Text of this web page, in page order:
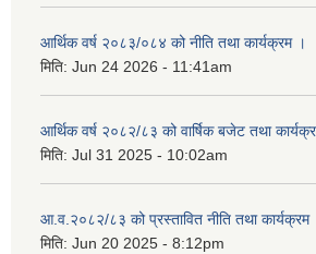
आर्थिक वर्ष २०८३/०८४ को नीति तथा कार्यक्रम ।
मिति: Jun 24 2026 - 11:41am
आर्थिक वर्ष २०८२/८३ को वार्षिक बजेट तथा
मिति: Jul 31 2025 - 10:02am
आ.व.२०८२/८३ को प्रस्तावित नीति तथा कार्यक्रम
मिति: Jun 20 2025 - 8:12pm